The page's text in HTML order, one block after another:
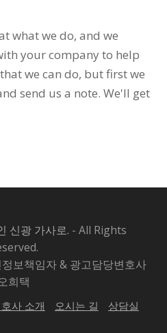
what we do, and we
your company to help
we can do, but first we
send us a note. We'll get
신광 가사로. - All Rights
보책임자 & 광고담당변호사
희택
사 소개 오시는 길 상담실